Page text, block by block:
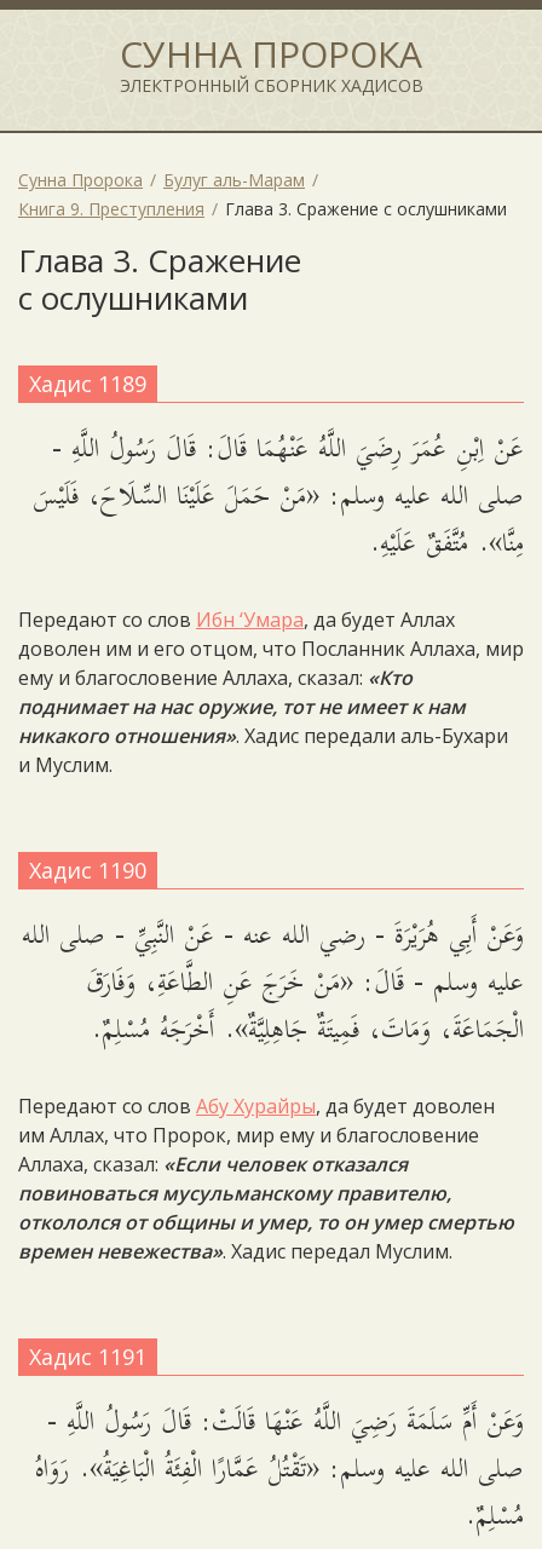
СУННА ПРОРОКА
ЭЛЕКТРОННЫЙ СБОРНИК ХАДИСОВ
Сунна Пророка
Булуг аль-Марам
Книга 9. Преступления
Глава 3. Сражение с ослушниками
Глава 3. Сражение
с ослушниками
Хадис 1189
عَنْ اِبْنِ عُمَرَ رِضَيَ اللَّهُ عَنْهُمَا قَالَ: قَالَ رَسُولُ اللَّهِ -
صلى الله عليه وسلم: «مَنْ حَمَلَ عَلَيْنَا السِّلَاحَ، فَلَيْسَ
مِنَّا». مُتَّفَقٌ عَلَيْهِ.
Передают со слов Ибн ‘Умара, да будет Аллах
доволен им и его отцом, что Посланник Аллаха, мир
ему и благословение Аллаха, сказал: «Кто
поднимает на нас оружие, тот не имеет к нам
никакого отношения». Хадис передали аль-Бухари
и Муслим.
Хадис 1190
وَعَنْ أَبِي هُرَيْرَةَ - رضي الله عنه - عَنْ النَّبِيِّ - صلى الله
عليه وسلم - قَالَ: «مَنْ خَرَجَ عَنِ الطَّاعَةِ، وَفَارَقَ
الْجَمَاعَةَ، وَمَاتَ، فَمِيتَةٌ جَاهِلِيَّةٌ». أَخْرَجَهُ مُسْلِمٌ.
Передают со слов Абу Хурайры, да будет доволен
им Аллах, что Пророк, мир ему и благословение
Аллаха, сказал: «Если человек отказался
повиноваться мусульманскому правителю,
откололся от общины и умер, то он умер смертью
времен невежества». Хадис передал Муслим.
Хадис 1191
وَعَنْ أَمِّ سَلَمَةَ رَضِيَ اللَّهُ عَنْهَا قَالَتْ: قَالَ رَسُولُ اللَّهِ -
صلى الله عليه وسلم: «تَقْتُلُ عَمَّارًا الْفِئَةُ الْبَاغِيَةُ». رَوَاهُ
مُسْلِمٌ.